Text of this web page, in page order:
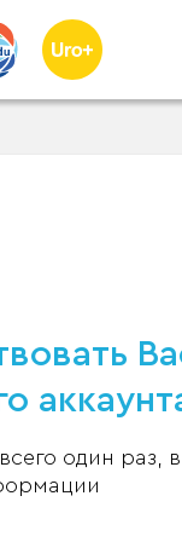
один раз,